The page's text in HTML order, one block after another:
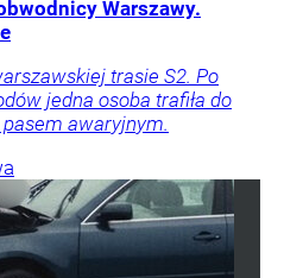
Warszawy.
trasie S2. Po
jedna osoba trafiła do
awaryjnym.